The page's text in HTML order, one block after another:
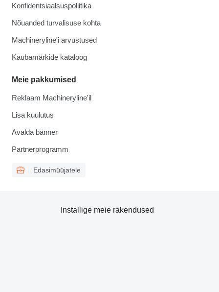
Konfidentsiaalsuspoliitika
Nõuanded turvalisuse kohta
Machineryline'i arvustused
Kaubamärkide kataloog
Meie pakkumised
Reklaam Machineryline'il
Lisa kuulutus
Avalda bänner
Partnerprogramm
Edasimüüjatele
Installige meie rakendused